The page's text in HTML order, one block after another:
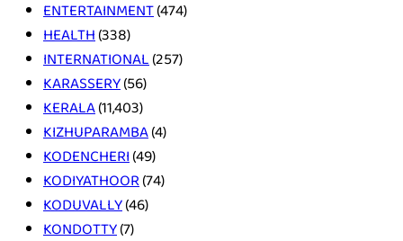
ENTERTAINMENT(474)
HEALTH (338)
INTERNATIONAL (257)
KARASSERY(56)
KERALA(11,403)
KIZHUPARAMBA(4)
KODENCHERI (49)
KODIYATHOOR(74)
KODUVALLY(46)
KONDOTTY(7)